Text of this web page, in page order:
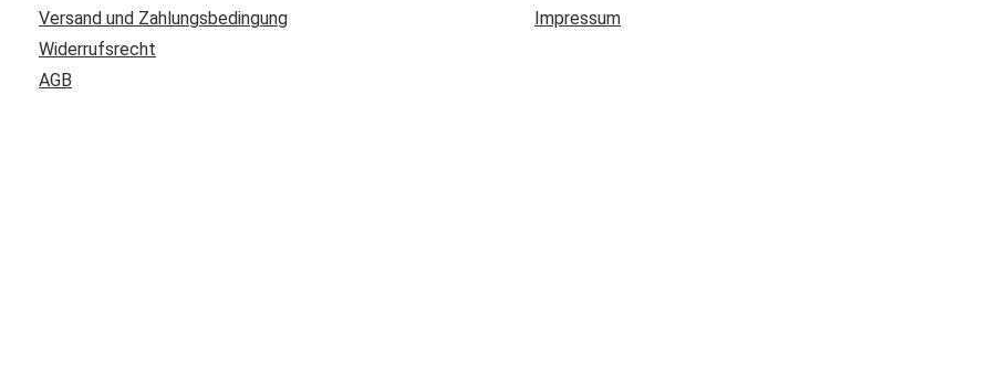
Versand und Zahlungsbedingung
Widerrufsrecht
AGB
Impressum